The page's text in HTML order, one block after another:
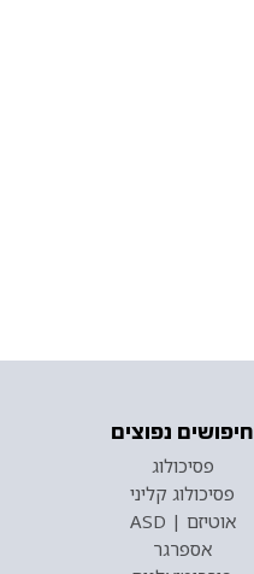
חיפושים נפוצים
פסיכולוג
פסיכולוג קליני
אוטיזם | ASD
אספרגר